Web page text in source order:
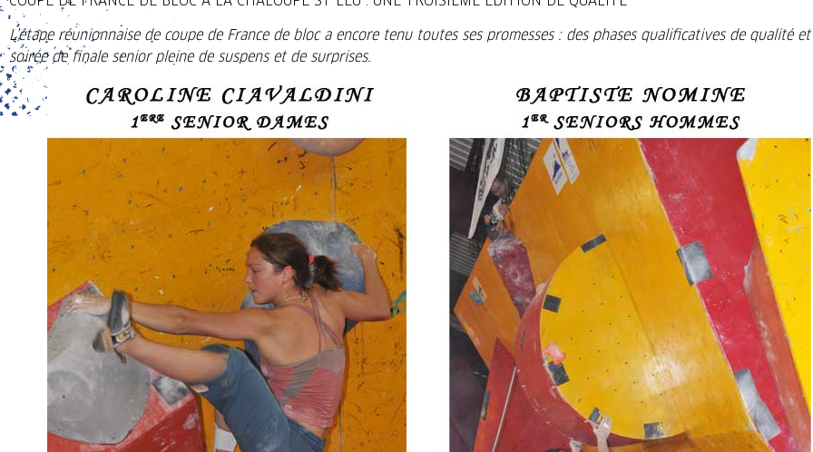
L’étape réunionnaise de coupe de France de bloc a encore tenu toutes ses promesses : des phases qualificatives de qualité
soirée de finale senior pleine de suspens et de surprises.